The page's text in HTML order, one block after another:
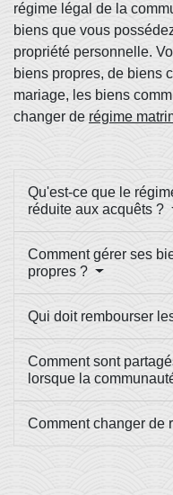
régime légal de la
biens que vous
propriété personnelle.
biens propres, de biens
mariage, les biens
changer de régime
Qu'est-ce que le
réduite aux acquêts ?
Comment gérer ses
propres ?
Qui doit rembourser
Comment sont
lorsque la
Comment changer de